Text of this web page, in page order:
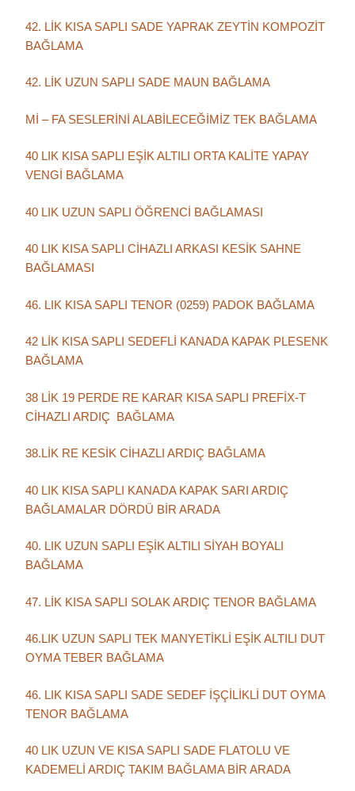
42. LİK KISA SAPLI SADE YAPRAK ZEYTİN KOMPOZİT
BAĞLAMA
42. LİK UZUN SAPLI SADE MAUN BAĞLAMA
Mİ – FA SESLERİNİ ALABİLECEĞİMİZ TEK BAĞLAMA
40 LIK KISA SAPLI EŞİK ALTILI ORTA KALİTE YAPAY
VENGİ BAĞLAMA
40 LIK UZUN SAPLI ÖĞRENCİ BAĞLAMASI
40 LIK KISA SAPLI CİHAZLI ARKASI KESİK SAHNE
BAĞLAMASI
46. LIK KISA SAPLI TENOR (0259) PADOK BAĞLAMA
42 LİK KISA SAPLI SEDEFLİ KANADA KAPAK PLESENK
BAĞLAMA
38 LİK 19 PERDE RE KARAR KISA SAPLI PREFİX-T
CİHAZLI ARDIÇ BAĞLAMA
38.LİK RE KESİK CİHAZLI ARDIÇ BAĞLAMA
40 LIK KISA SAPLI KANADA KAPAK SARI ARDIÇ
BAĞLAMALAR DÖRDÜ BİR ARADA
40. LIK UZUN SAPLI EŞİK ALTILI SİYAH BOYALI
BAĞLAMA
47. LİK KISA SAPLI SOLAK ARDIÇ TENOR BAĞLAMA
46.LIK UZUN SAPLI TEK MANYETİKLİ EŞİK ALTILI DUT
OYMA TEBER BAĞLAMA
46. LIK KISA SAPLI SADE SEDEF İŞÇİLİKLİ DUT OYMA
TENOR BAĞLAMA
40 LIK UZUN VE KISA SAPLI SADE FLATOLU VE
KADEMELİ ARDIÇ TAKIM BAĞLAMA BİR ARADA